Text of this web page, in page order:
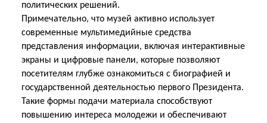
политических решений.
Примечательно, что музей активно использует
современные мультимедийные средства
представления информации, включая интерактивные
экраны и цифровые панели, которые позволяют
посетителям глубже ознакомиться с биографией и
государственной деятельностью первого Президента.
Такие формы подачи материала способствуют
повышению интереса молодежи и обеспечивают